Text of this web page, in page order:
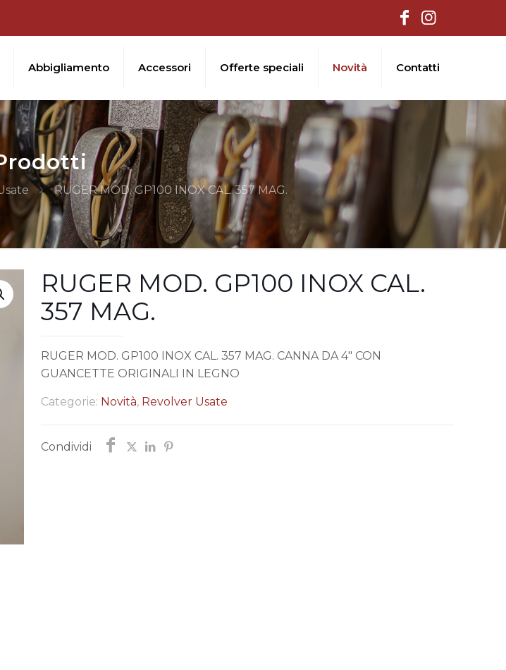
Abbigliamento Accessori Offerte speciali Novità Contatti
RUGER MOD. GP100 INOX CAL. 357 MAG.
RUGER MOD. GP100 INOX CAL.
357 MAG.
RUGER MOD. GP100 INOX CAL. 357 MAG. CANNA DA 4″ CON
GUANCETTE ORIGINALI IN LEGNO
Categorie: Novità, Revolver Usate
Condividi